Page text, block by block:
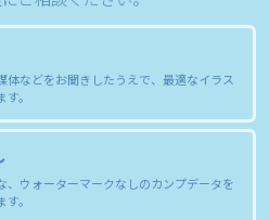
体などをお聞きしたうえで、最適なイラス
。
、ウォーターマークなしのカンプデータを
。